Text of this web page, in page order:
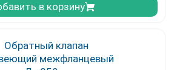
в корзину